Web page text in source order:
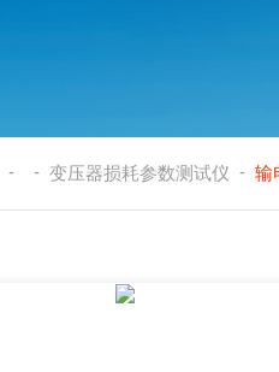
- - 变压器损耗参数测试仪 - 输